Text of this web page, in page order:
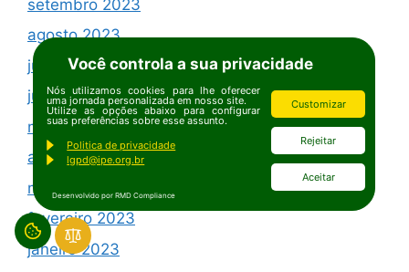
setembro 2023
agosto 2023
julho 2023
junho 2023
maio 2023
abril 2023
março 2023
fevereiro 2023
janeiro 2023
Você controla a sua privacidade
Nós utilizamos cookies para lhe oferecer
uma jornada personalizada em nosso site.
Utilize as opções abaixo para configurar
suas preferências sobre esse assunto.
Politica de privacidade
lgpd@ipe.org.br
Customizar
Rejeitar
Aceitar
Desenvolvido por RMD Compliance